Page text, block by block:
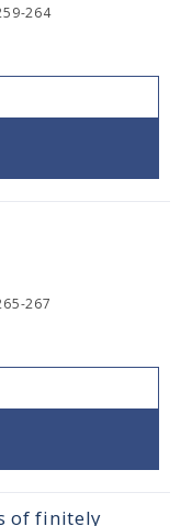
264
267
of finitely